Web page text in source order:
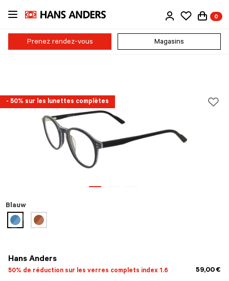
Passer
contenu
principal
0
Prenez rendez-vous Magasins
- 50% sur les lunettes complètes
Hans Anders
50% de réduction sur les verres complets index 1.6 59,00 €
Blauw
sélectionné